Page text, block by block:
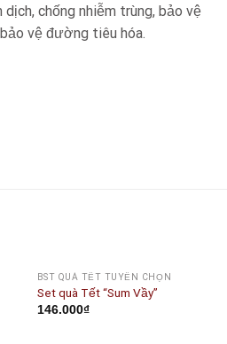
chống nhiễm trùng, bảo vệ
vệ đường tiêu hóa.
BST QUÀ TẾT TUYỂN CHỌN
Set quà Tết “Sum Vầy”
146.000₫